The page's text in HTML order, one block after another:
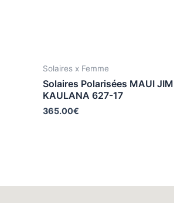
Solaires x Femme
Solaires Polarisées MAUI JIM |
KAULANA 627-17
365.00€